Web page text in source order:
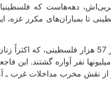
دهه‌هاست که
تا بمباران‌های مکرر غزه،
تنها طی بیست ماه گذشته، بیش از 57 هزار
نفر آواره گشتند. این
از نقش مخرب مداخلات غرب ـ